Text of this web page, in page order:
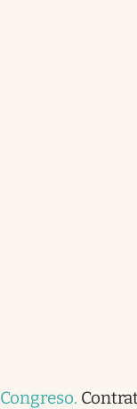
Congreso.